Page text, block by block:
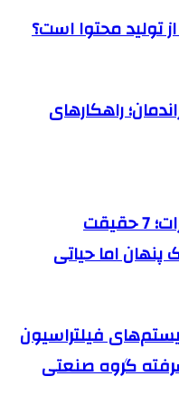
تولید محتوا است؟
راهکارهای
هزینه واقعی خرابی تجهیزات؛ 7 حقیقت
پنهان اما حیاتی
فیلتراسیون
گروه صنعتی